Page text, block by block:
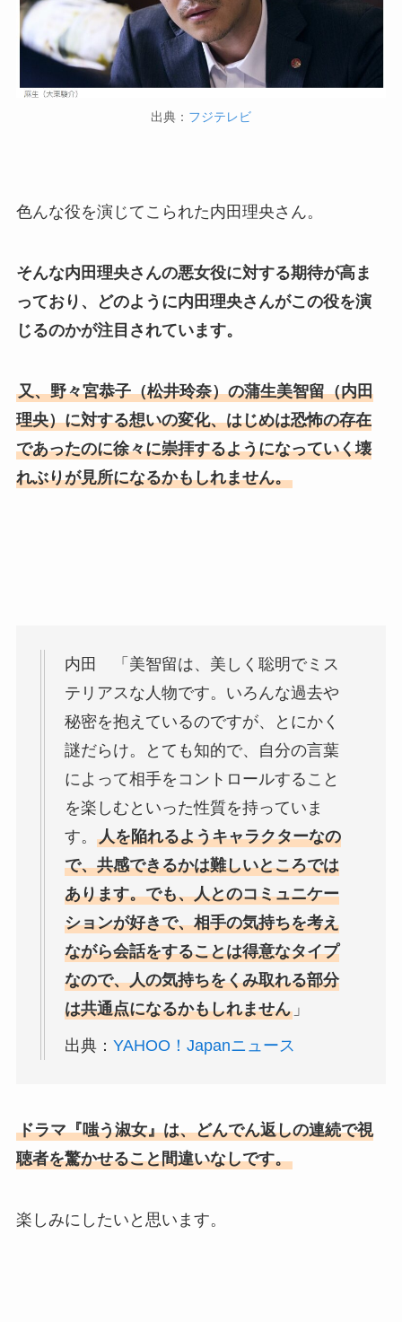
出典： フジテレビ
色んな役を演じてこられた内田理央さん。
そんな内田理央さんの悪女役に対する期待が高ま
っており、どのように内田理央さんがこの役を演
じるのかが注目されています。
又、野々宮恭子（松井玲奈）の蒲生美智留（内田
理央）に対する想いの変化、はじめは恐怖の存在
であったのに徐々に崇拝するようになっていく壊
れぶりが見所になるかもしれません。
内田 「美智留は、美しく聡明でミス
テリアスな人物です。いろんな過去や
秘密を抱えているのですが、とにかく
謎だらけ。とても知的で、自分の言葉
によって相手をコントロールすること
を楽しむといった性質を持っていま
す。 人を陥れるようキャラクターなの
で、共感できるかは難しいところでは
あります。でも、人とのコミュニケー
ションが好きで、相手の気持ちを考え
ながら会話をすることは得意なタイプ
なので、人の気持ちをくみ取れる部分
は共通点になるかもしれません」
出典： YAHOO！Japanニュース
ドラマ『嗤う淑女』は、どんでん返しの連続で視
聴者を驚かせること間違いなしです。
楽しみにしたいと思います。